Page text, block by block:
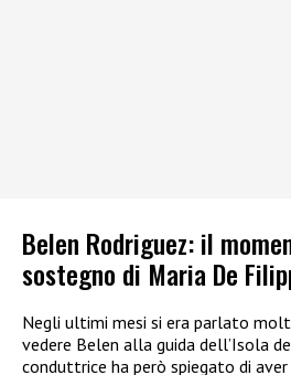
Belen Rodriguez: il
sostegno di Maria De
Negli ultimi mesi si era parlato
vedere Belen alla guida dell’Isola
conduttrice ha però spiegato di